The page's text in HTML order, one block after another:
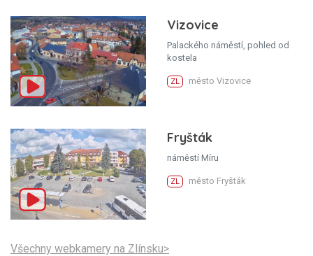
Vizovice
Palackého náměstí, pohled od
kostela
ZL město Vizovice
Fryšták
náměstí Míru
ZL město Fryšták
Všechny webkamery na Zlínsku>